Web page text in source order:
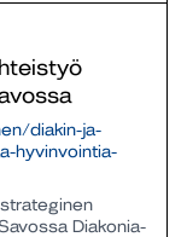
diakin-ja-
hyvinvointia-
Diakonia-